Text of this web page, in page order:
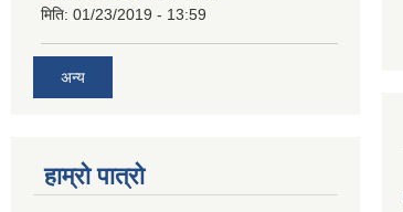
मिति: 01/23/2019 - 13:59
अन्य
हाम्रो पात्रो